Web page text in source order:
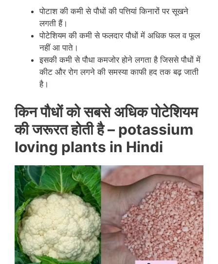
पोटाश की कमी से पौधों की पत्तियां किनारों पर सूखने
लगती हैं।
पोटेशियम की कमी से फलदार पौधों में अधिक फल व फूल
नहीं आ पाते।
इसकी कमी से पौधा कमजोर होने लगता है जिससे पौधों में
कीट और रोग लगने की समस्या काफी हद तक बढ़ जाती
है।
किन पौधों को सबसे अधिक पोटेशियम
की जरूरत होती है – potassium
loving plants in Hindi